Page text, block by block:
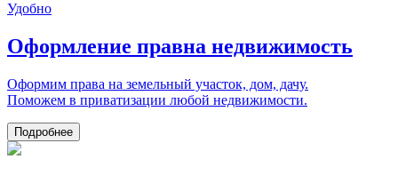
Удобно
Оформление правна недвижимость
Оформим права на земельный участок, дом, дачу.
Поможем в приватизации любой недвижимости.
Подробнее